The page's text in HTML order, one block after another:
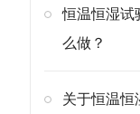
恒温恒湿试
么做？
关于恒温恒